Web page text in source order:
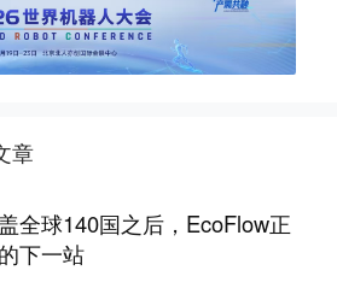
章
全球140国之后，EcoFlow正
下一站